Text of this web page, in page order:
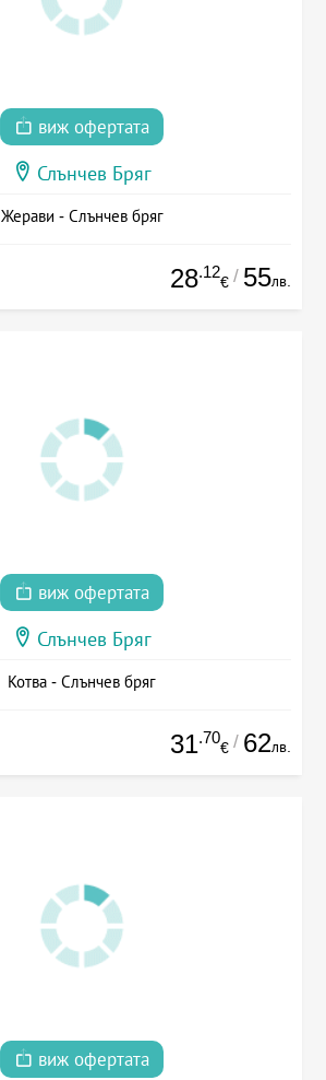
виж офертата
Слънчев Бряг
Жерави - Слънчев бряг
28.12
€ / 55лв.
виж офертата
Слънчев Бряг
Котва - Слънчев бряг
31.70
€ / 62лв.
виж офертата